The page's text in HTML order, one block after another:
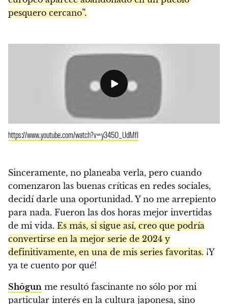
pesquero cercano”.
https://www.youtube.com/watch?v=y345O_UdMfI
Sinceramente, no planeaba verla, pero cuando
comenzaron las buenas críticas en redes sociales,
decidí darle una oportunidad. Y no me arrepiento
para nada. Fueron las dos horas mejor invertidas
de mi vida. Es más, si sigue así, creo que podría
convertirse en la mejor serie de 2024 y
definitivamente, en una de mis series favoritas. ¡Y
ya te cuento por qué!
Shōgun me resultó fascinante no sólo por mi
particular interés en la cultura japonesa, sino